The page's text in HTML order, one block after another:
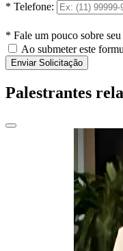
* Telefone:
* Fale um pouco sobre seu
Ao submeter este
Enviar Solicitação
Palestrantes